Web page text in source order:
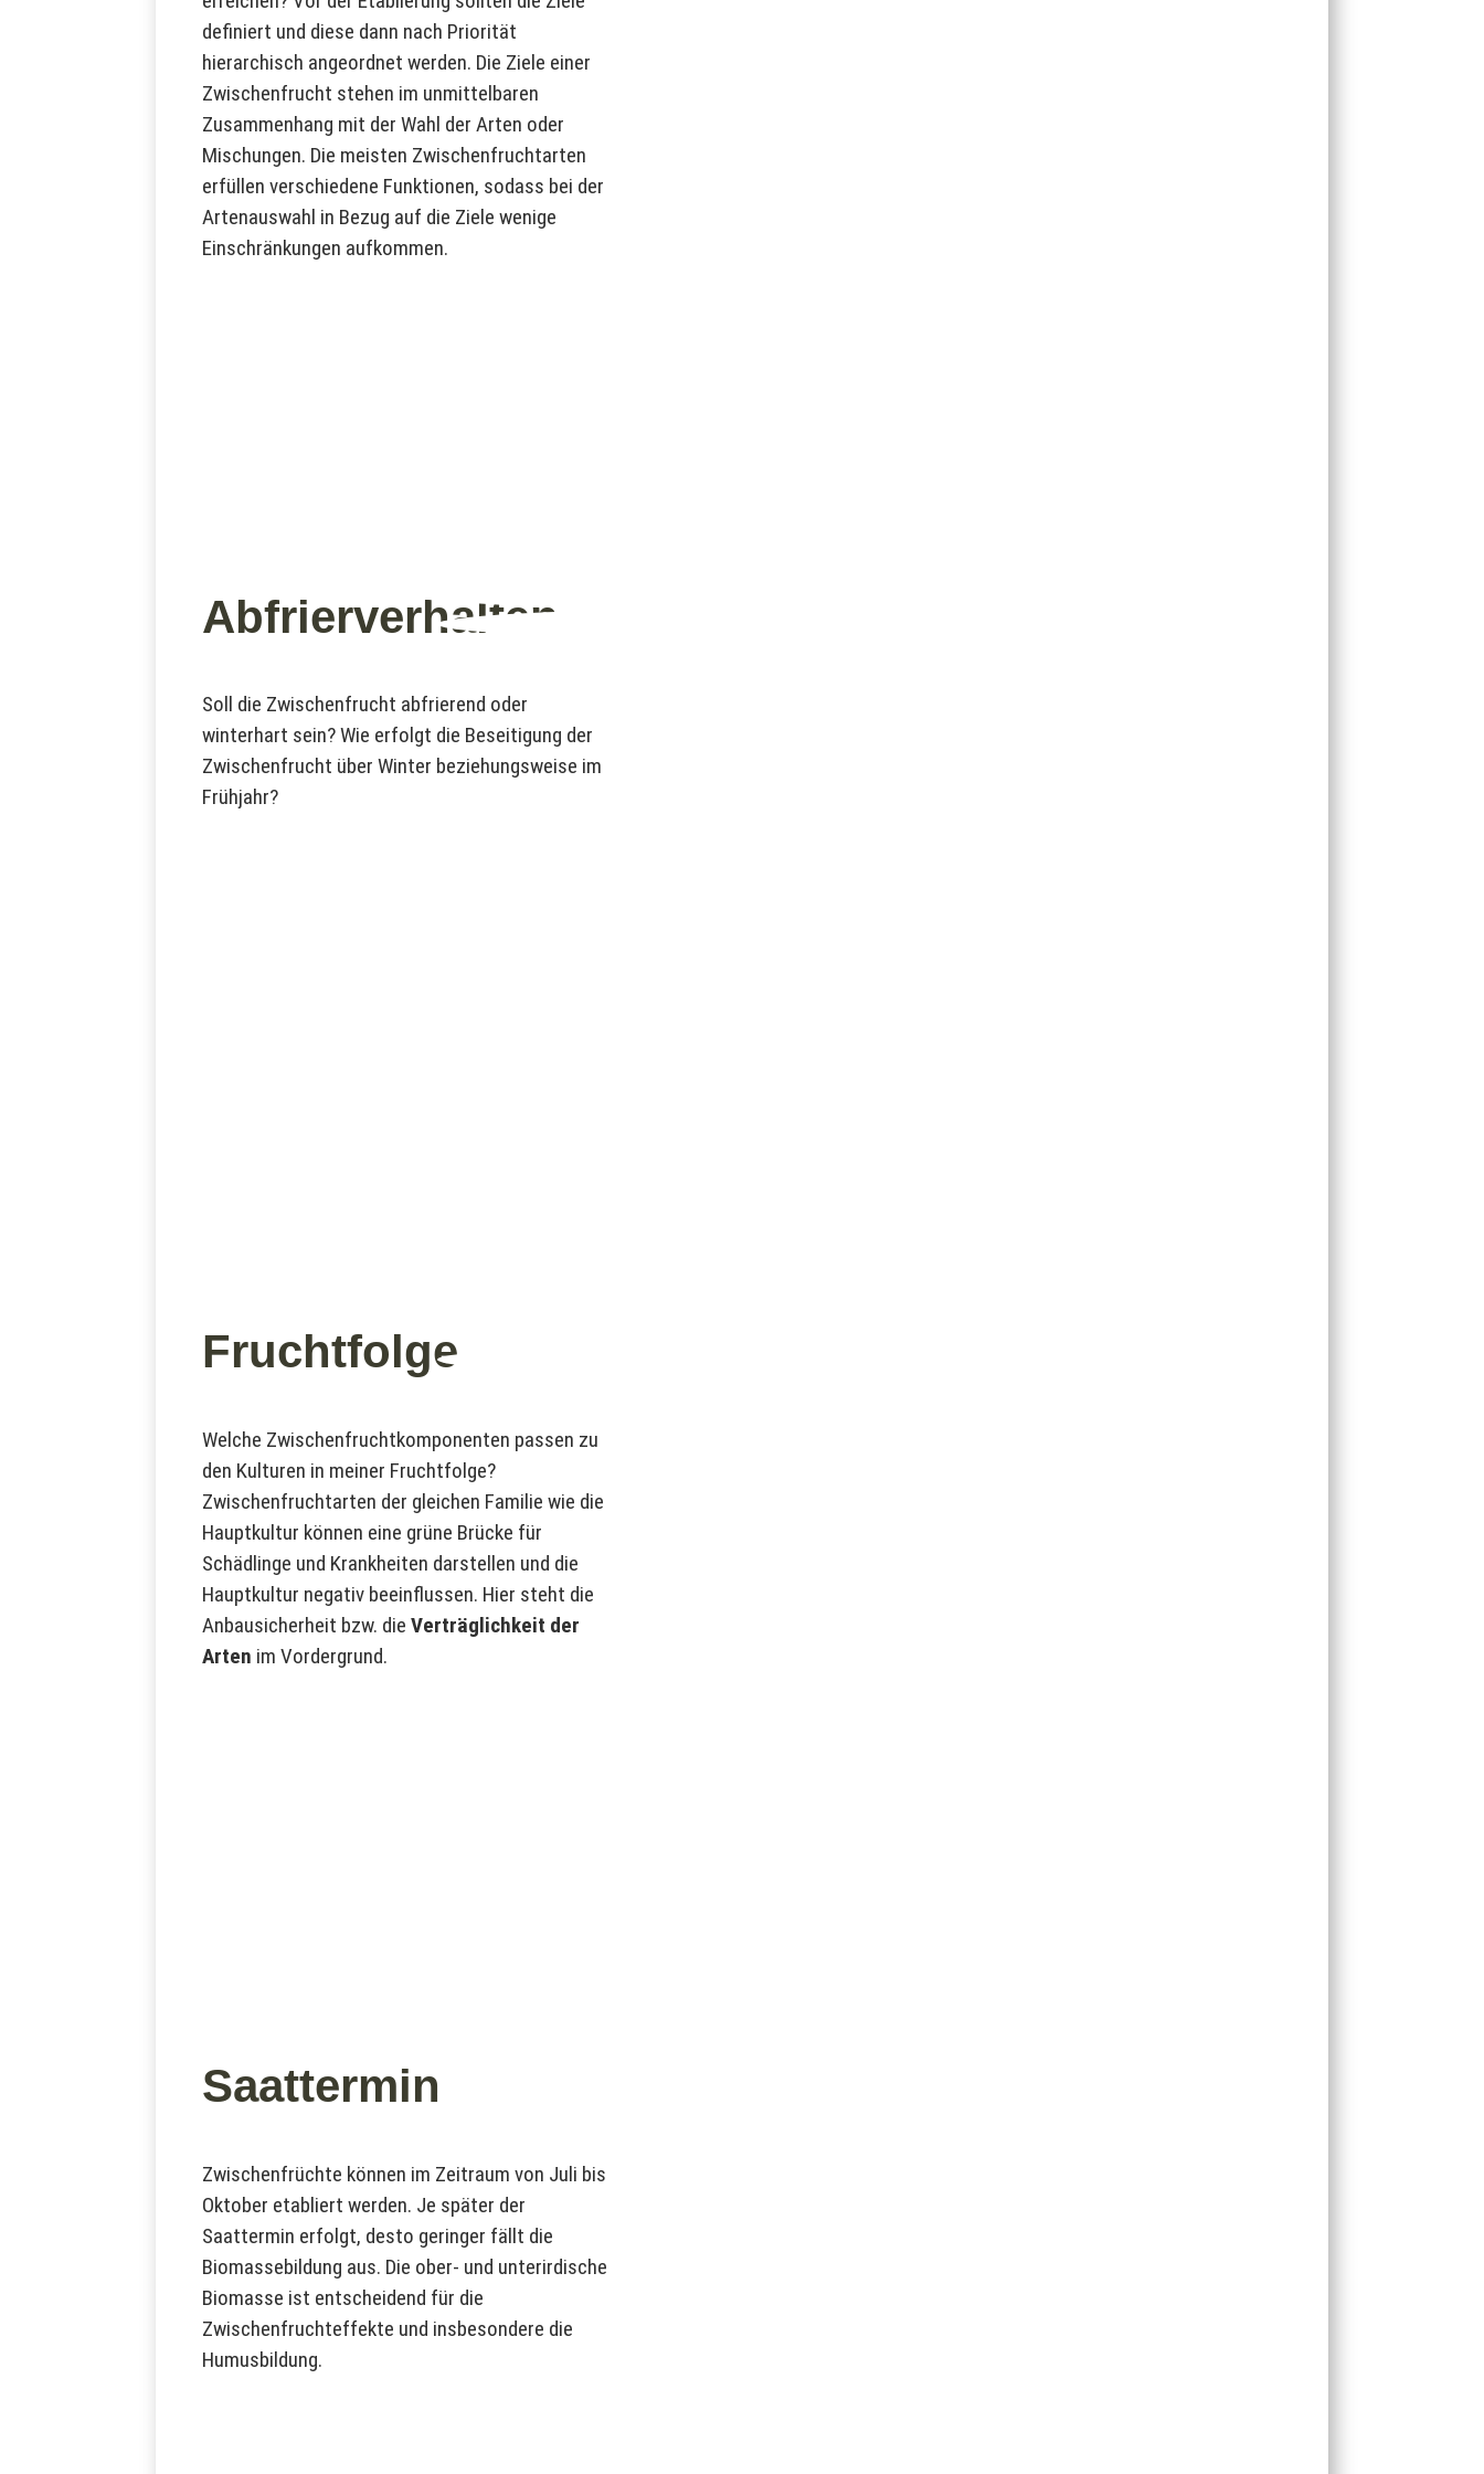
definiert und diese dann nach Priorität
hierarchisch angeordnet werden. Die Ziele einer
Zwischenfrucht stehen im unmittelbaren
Zusammenhang mit der Wahl der Arten oder
Mischungen. Die meisten Zwischenfruchtarten
erfüllen verschiedene Funktionen, sodass bei der
Artenauswahl in Bezug auf die Ziele wenige
Einschränkungen aufkommen.
Abfrierverhalten
Soll die Zwischenfrucht abfrierend oder
winterhart sein? Wie erfolgt die Beseitigung der
Zwischenfrucht über Winter beziehungsweise im
Frühjahr?
Fruchtfolge
Welche Zwischenfruchtkomponenten passen zu
den Kulturen in meiner Fruchtfolge?
Zwischenfruchtarten der gleichen Familie wie die
Hauptkultur können eine grüne Brücke für
Schädlinge und Krankheiten darstellen und die
Hauptkultur negativ beeinflussen. Hier steht die
Anbausicherheit bzw. dieVerträglichkeit der
Arten im Vordergrund.
Saattermin
Zwischenfrüchte können im Zeitraum von Juli bis
Oktober etabliert werden. Je später der
Saattermin erfolgt, desto geringer fällt die
Biomassebildung aus. Die ober- und unterirdische
Biomasse ist entscheidend für die
Zwischenfruchteffekte und insbesondere die
Humusbildung.